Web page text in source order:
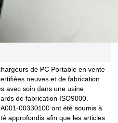
de PC Portable en vente
neuves et de fabrication
avec soin dans une usine
de fabrication ISO9000.
00330100 ont été soumis à
approfondis afin que les articles